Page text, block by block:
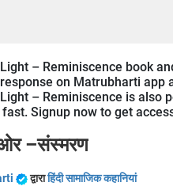
– Reminiscence book
on Matrubharti
– Reminiscence is also
Signup now to get
–संस्मरण
द्वाराहिंदी सामाजिक कहानियां